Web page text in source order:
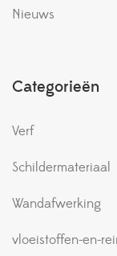
Nieuws
Categorieën
Verf
Schildermateriaal
Wandafwerking
vloeistoffen-en-